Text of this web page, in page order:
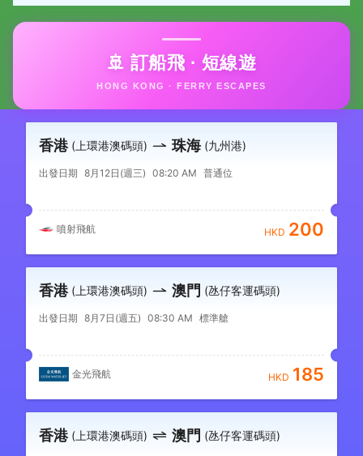
🚢 訂船飛 · 短線遊
HONG KONG · FERRY ESCAPES
香港 (上環港澳碼頭) 珠海 (九州港)
出發日期 8月12日(週三) 08:20 AM 普通位
噴射飛航 HKD 200
香港 (上環港澳碼頭) 澳門 (氹仔客運碼頭)
出發日期 8月7日(週五) 08:30 AM 標準艙
金光飛航 HKD 185
香港 (上環港澳碼頭) 澳門 (氹仔客運碼頭)